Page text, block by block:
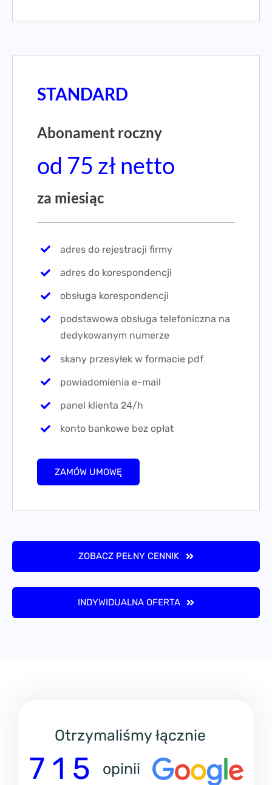
STANDARD
Abonament roczny
od 75 zł netto
za miesiąc
adres do rejestracji firmy
adres do korespondencji
obsługa korespondencji
podstawowa obsługa telefoniczna na
dedykowanym numerze
skany przesyłek w formacie pdf
powiadomienia e-mail
panel klienta 24/h
konto bankowe bez opłat
ZAMÓW UMOWĘ
ZOBACZ PEŁNY CENNIK
INDYWIDUALNA OFERTA
Otrzymaliśmy łącznie
7 1 5 opinii